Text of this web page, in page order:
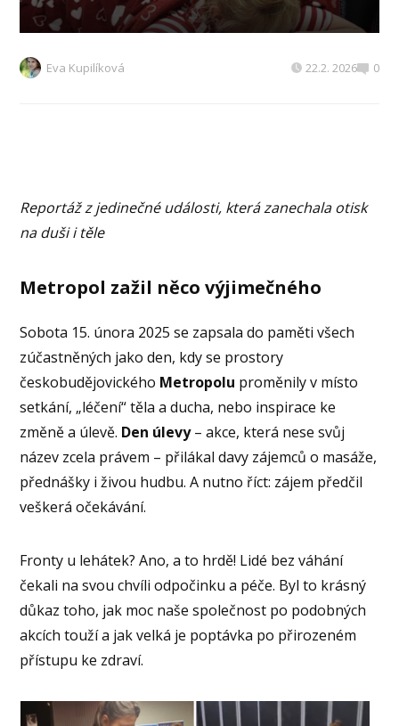
Eva Kupilíková 22.2. 2026 0
Reportáž z jedinečné události, která zanechala otisk
na duši i těle
Metropol zažil něco výjimečného
Sobota 15. února 2025 se zapsala do paměti všech
zúčastněných jako den, kdy se prostory
českobudějovického Metropolu proměnily v místo
setkání, „léčení“ těla a ducha, nebo inspirace ke
změně a úlevě. Den úlevy– akce, která nese svůj
název zcela právem – přilákal davy zájemců o masáže,
přednášky i živou hudbu. A nutno říct: zájem předčil
veškerá očekávání.
Fronty u lehátek? Ano, a to hrdě! Lidé bez váhání
čekali na svou chvíli odpočinku a péče. Byl to krásný
důkaz toho, jak moc naše společnost po podobných
akcích touží a jak velká je poptávka po přirozeném
přístupu ke zdraví.